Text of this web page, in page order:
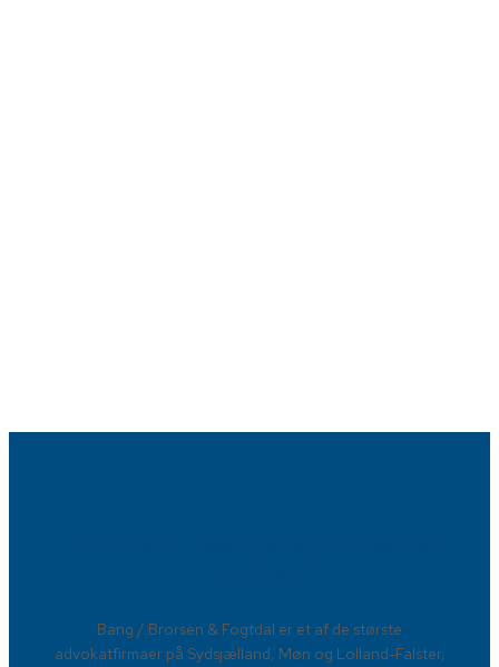
​Bang / Brorsen & Fogtdal er et af de største
advokatfirmaer på Sydsjælland, Møn og Lolland-Falster,